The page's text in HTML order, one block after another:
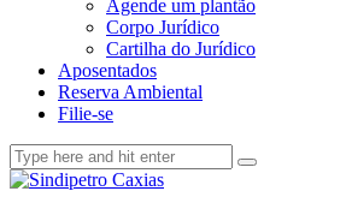
Agende um plantão
Corpo Jurídico
Cartilha do Jurídico
Aposentados
Reserva Ambiental
Filie-se